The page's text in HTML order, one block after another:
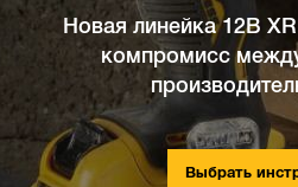
Новая линейка 12В
компромисс
Выбрать